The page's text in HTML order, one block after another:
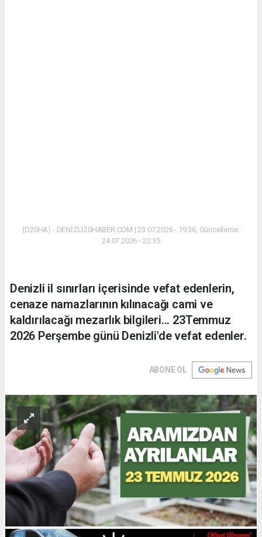
(D20HA) - DENİZLİ20HABER.COM | 23.07.2026 - 19:36, Güncelleme:
24.07.2026 - 22:35
Denizli il sınırları içerisinde vefat edenlerin,
cenaze namazlarının kılınacağı cami ve
kaldırılacağı mezarlık bilgileri... 23Temmuz
2026 Perşembe günü Denizli'de vefat edenler.
ABONE OL